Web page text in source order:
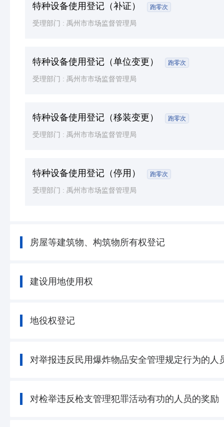
特种设备使用登记（补证） 跑零次
受理部门 : 禹州市市场监督管理局
特种设备使用登记（单位变更） 跑零次
受理部门 : 禹州市市场监督管理局
特种设备使用登记（移装变更） 跑零次
受理部门 : 禹州市市场监督管理局
特种设备使用登记（停用） 跑零次
受理部门 : 禹州市市场监督管理局
房屋等建筑物、构筑物所有权登记
建设用地使用权
地役权登记
对举报违反民用爆炸物品安全管理规定行为的人
对检举违反枪支管理犯罪活动有功的人员的奖励